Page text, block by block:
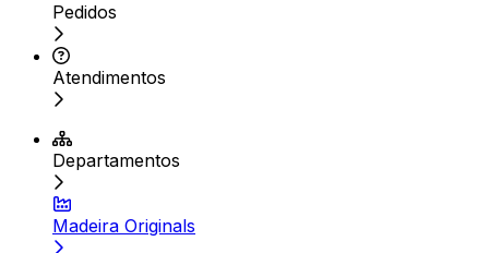
Pedidos
Atendimentos
Departamentos
Madeira Originals